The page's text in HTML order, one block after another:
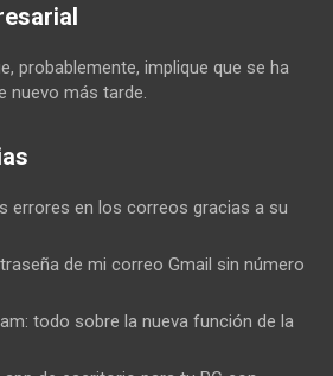
probablemente, implique que se ha
nuevo más tarde.
errores en los correos gracias a su
de mi correo Gmail sin número
todo sobre la nueva función de la